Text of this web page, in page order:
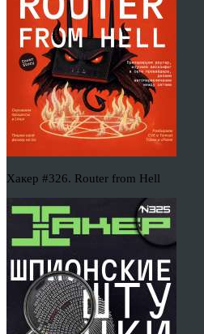
Хакер #326. Router from Hell